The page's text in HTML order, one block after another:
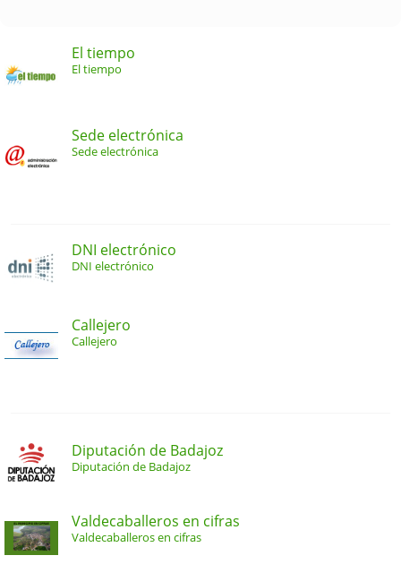
El tiempo
El tiempo
Sede electrónica
Sede electrónica
DNI electrónico
DNI electrónico
Callejero
Callejero
Diputación de Badajoz
Diputación de Badajoz
Valdecaballeros en cifras
Valdecaballeros en cifras